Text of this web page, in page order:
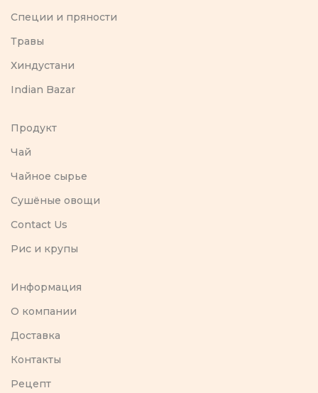
Специи и пряности
Травы
Хиндустани
Indian Bazar
Продукт
Чай
Чайное сырье
Сушёные овощи
Contact Us
Рис и крупы
Информация
O компании
Доставка
Контакты
Рецепт